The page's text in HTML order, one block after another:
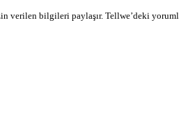
bilgileri paylaşır. Tellwe’deki